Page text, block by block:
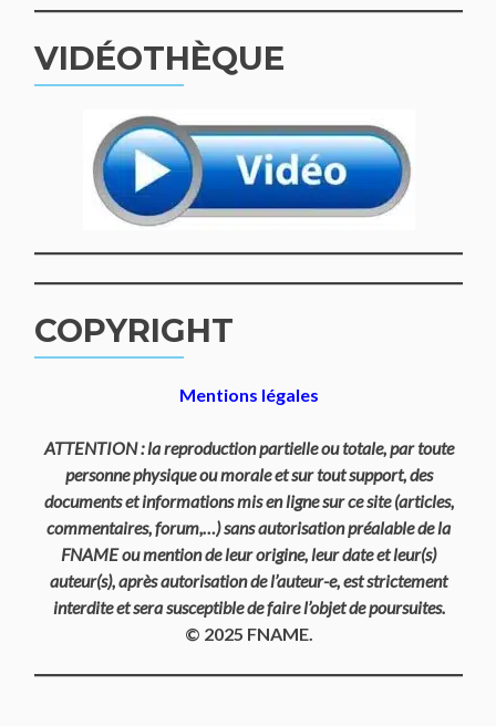
VIDÉOTHÈQUE
COPYRIGHT
Mentions légales
ATTENTION : la reproduction partielle ou totale, par toute
personne physique ou morale et sur tout support, des
documents et informations mis en ligne sur ce site (articles,
commentaires, forum,…) sans autorisation préalable de la
FNAME ou mention de leur origine, leur date et leur(s)
auteur(s), après autorisation de l’auteur-e, est strictement
interdite et sera susceptible de faire l’objet de poursuites.
© 2025 FNAME.